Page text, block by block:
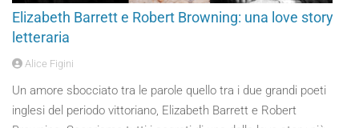
Elizabeth Barrett e Robert Browning: una love story
letteraria
Alice Figini
Un amore sbocciato tra le parole quello tra i due grandi poeti
inglesi del periodo vittoriano, Elizabeth Barrett e Robert